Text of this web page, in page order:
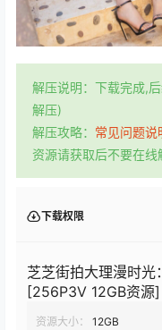
解压说明：下载完成,
解压)
解压攻略： 常见问题说
资源请获取后不要在线
下载权限
芝芝街拍大理漫时
[256P3V 12GB资源]
资源大小：
12GB